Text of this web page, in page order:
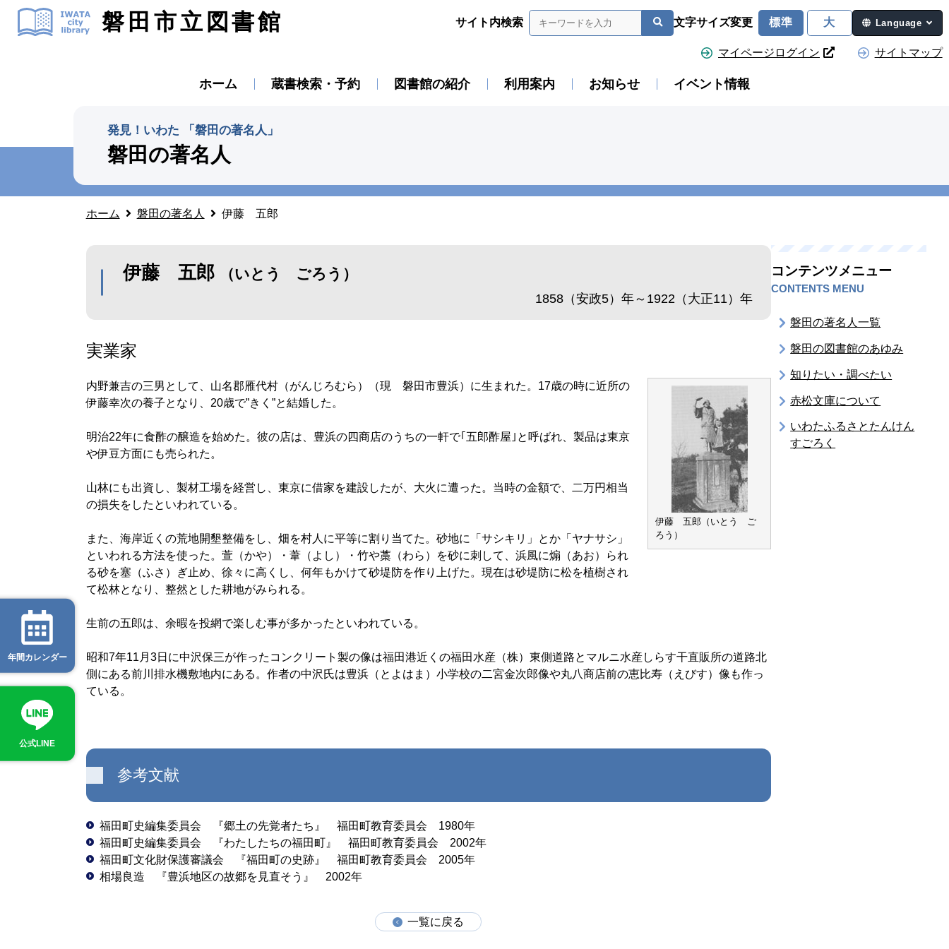
磐田市立図書館 サイト内検索 文字サイズ変更 標準 大 Language
マイページログイン サイトマップ
ホーム 蔵書検索・予約 図書館の紹介 利用案内 お知らせ イベント情報
発見！いわた 「磐田の著名人」
磐田の著名人
ホーム 磐田の著名人 伊藤 五郎
伊藤 五郎 （いとう ごろう）
1858（安政5）年～1922（大正11）年
実業家
伊藤 五郎（いとう ご
ろう）
内野兼吉の三男として、山名郡雁代村（がんじろむら）（現 磐田市豊浜）に生まれた。17歳の時に近所の
伊藤幸次の養子となり、20歳で”きく”と結婚した。
明治22年に食酢の醸造を始めた。彼の店は、豊浜の四商店のうちの一軒で｢五郎酢屋｣と呼ばれ、製品は東京
や伊豆方面にも売られた。
山林にも出資し、製材工場を経営し、東京に借家を建設したが、大火に遭った。当時の金額で、二万円相当
の損失をしたといわれている。
また、海岸近くの荒地開墾整備をし、畑を村人に平等に割り当てた。砂地に「サシキリ」とか「ヤナサシ」
といわれる方法を使った。萱（かや）・葦（よし）・竹や藁（わら）を砂に刺して、浜風に煽（あお）られ
る砂を塞（ふさ）ぎ止め、徐々に高くし、何年もかけて砂堤防を作り上げた。現在は砂堤防に松を植樹され
て松林となり、整然とした耕地がみられる。
生前の五郎は、余暇を投網で楽しむ事が多かったといわれている。
昭和7年11月3日に中沢保三が作ったコンクリート製の像は福田港近くの福田水産（株）東側道路とマルニ水産しらす干直販所の道路北
側にある前川排水機敷地内にある。作者の中沢氏は豊浜（とよはま）小学校の二宮金次郎像や丸八商店前の恵比寿（えびす）像も作っ
ている。
参考文献
福田町史編集委員会 『郷土の先覚者たち』 福田町教育委員会 1980年
福田町史編集委員会 『わたしたちの福田町』 福田町教育委員会 2002年
福田町文化財保護審議会 『福田町の史跡』 福田町教育委員会 2005年
相場良造 『豊浜地区の故郷を見直そう』 2002年
一覧に戻る
コンテンツメニュー
CONTENTS MENU
磐田の著名人一覧
磐田の図書館のあゆみ
知りたい・調べたい
赤松文庫について
いわたふるさとたんけん
すごろく
年間カレンダー
公式LINE